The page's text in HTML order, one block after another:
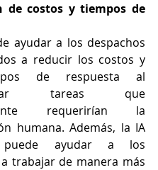
de costos y tiempos de
ayudar a los despachos
a reducir los costos y
de respuesta al
tareas que
requerirían la
humana. Además, la IA
puede ayudar a los
trabajar de manera más